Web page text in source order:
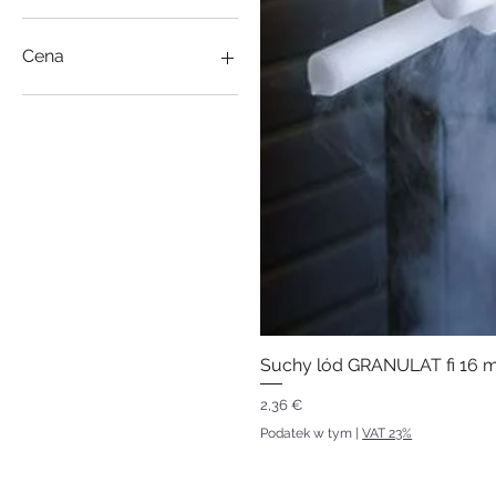
Cena
Suchy lód GRANULAT fi 16
Cena
2,36 €
Podatek w tym |VAT 23%